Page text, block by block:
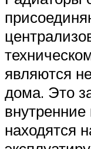
являются
дома. Это
находятся